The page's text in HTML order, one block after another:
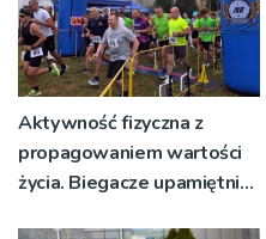
Aktywność fizyczna z
propagowaniem wartości
życia. Biegacze upamiętnili